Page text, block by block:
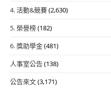
4. 活動&競賽(2,630)
5. 榮譽榜(182)
6. 獎助學金(481)
人事室公告(138)
公告來文(3,171)